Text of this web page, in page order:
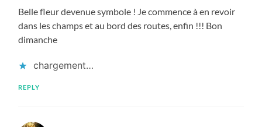
Belle fleur devenue symbole ! Je commence à en revoir
dans les champs et au bord des routes, enfin !!! Bon
dimanche
chargement…
REPLY